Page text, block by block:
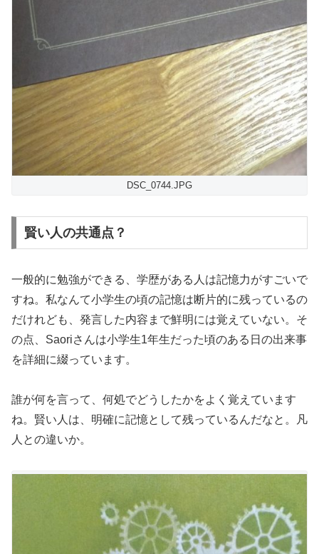
DSC_0744.JPG
賢い人の共通点？
一般的に勉強ができる、学歴がある人は記憶力がすごいで
すね。私なんて小学生の頃の記憶は断片的に残っているの
だけれども、発言した内容まで鮮明には覚えていない。そ
の点、Saoriさんは小学生1年生だった頃のある日の出来事
を詳細に綴っています。
誰が何を言って、何処でどうしたかをよく覚えています
ね。賢い人は、明確に記憶として残っているんだなと。凡
人との違いか。